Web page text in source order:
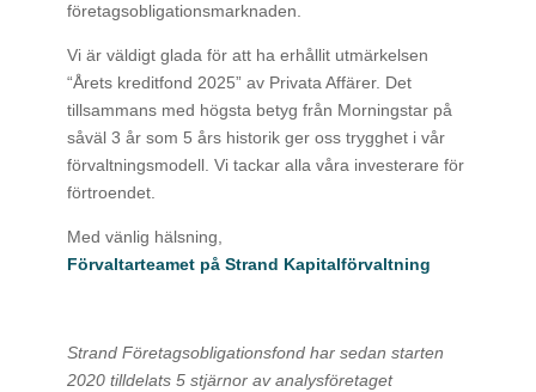
företagsobligationsmarknaden.
Vi är väldigt glada för att ha erhållit utmärkelsen
“Årets kreditfond 2025” av Privata Affärer. Det
tillsammans med högsta betyg från Morningstar på
såväl 3 år som 5 års historik ger oss trygghet i vår
förvaltningsmodell. Vi tackar alla våra investerare för
förtroendet.
Med vänlig hälsning,
Förvaltarteamet på Strand Kapitalförvaltning
Strand Företagsobligationsfond har sedan starten
2020 tilldelats 5 stjärnor av analysföretaget